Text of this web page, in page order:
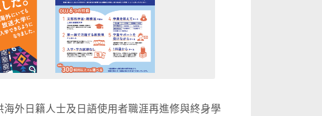
外日籍人士及日語使用者職涯再進修與終身學